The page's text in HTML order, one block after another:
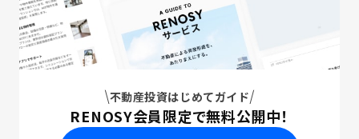
不動産投資はじめてガイド
RENOSY会員限定で無料公開中！